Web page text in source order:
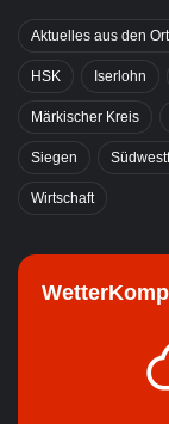
Aktuelles aus den
HSK Iserlohn
Märkischer Kreis
Siegen
Wirtschaft